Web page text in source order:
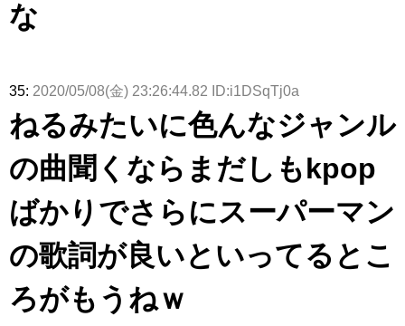
な
35: 2020/05/08(金) 23:26:44.82 ID:i1DSqTj0a
ねるみたいに色んなジャンル
の曲聞くならまだしもkpop
ばかりでさらにスーパーマン
の歌詞が良いといってるとこ
ろがもうねｗ